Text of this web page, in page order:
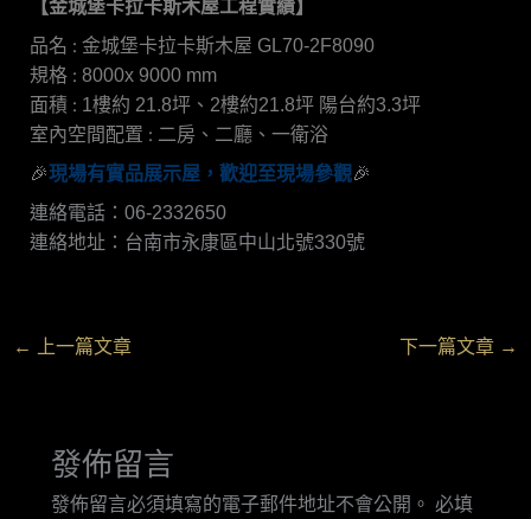
【金城堡卡拉卡斯木屋工程實績】
品名 : 金城堡卡拉卡斯木屋 GL70-2F8090
規格 : 8000x 9000 mm
面積 : 1樓約 21.8坪、2樓約21.8坪 陽台約3.3坪
室內空間配置 : 二房、二廳、一衛浴
🎉現場有實品展示屋，歡迎至現場參觀🎉
連絡電話：06-2332650
連絡地址：台南市永康區中山北號330號
← 上一篇文章 下一篇文章 →
發佈留言
發佈留言必須填寫的電子郵件地址不會公開。 必填